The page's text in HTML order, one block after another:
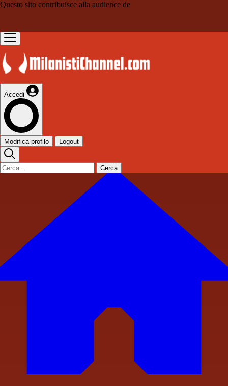
Questo sito contribuisce alla audience de
Accedi
Modifica profilo Logout
Cerca